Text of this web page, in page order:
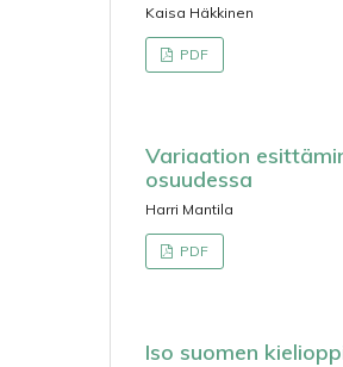
Kaisa Häkkinen
PDF
Variaation
osuudessa
Harri Mantila
PDF
Iso suomen